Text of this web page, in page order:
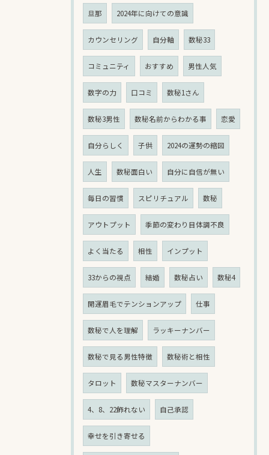
旦那 2024年に向けての意識
カウンセリング 自分軸 数秘33
コミュニティ おすすめ 男性人気
数字の力 口コミ 数秘1さん
数秘3男性 数秘名前からわかる事 恋愛
自分らしく 子供 2024の運勢の縮図
人生 数秘面白い 自分に自信が無い
毎日の習慣 スピリチュアル 数秘
アウトプット 季節の変わり目体調不良
よく当たる 相性 インプット
33からの視点 結婚 数秘占い 数秘4
開運眉毛でテンションアップ 仕事
数秘で人を理解 ラッキーナンバー
数秘で見る男性特徴 数秘術と相性
タロット 数秘マスターナンバー
4、8、22飾れない 自己承認
幸せを引き寄せる